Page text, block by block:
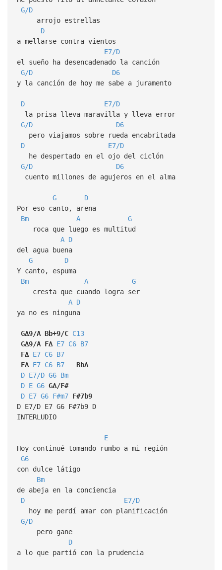
G/D
arrojo estrellas
D
a mellarse contra vientos
E7/D
el sueño ha desencadenado la canción
G/D
D6
y la canción de hoy me sabe a juramento
D
E7/D
la prisa lleva maravilla y lleva error
G/D
D6
pero viajamos sobre rueda encabritada
D
E7/D
he despertado en el ojo del ciclón
G/D
D6
cuento millones de agujeros en el alma
G
D
Por eso canto, arena
Bm
A
G
roca que luego es multitud
A D
del agua buena
G
D
Y canto, espuma
Bm
A
G
cresta que cuando logra ser
A D
ya no es ninguna
G∆9/A Bb+9/C C13
G∆9/A F∆ E7 C6 B7
F∆ E7 C6 B7
F∆ E7 C6 B7
Bb∆
D E7/D G6 Bm
D E G6 G∆/F#
D E7 G6 F#m7 F#7b9
D E7/D E7 G6 F#7b9 D
INTERLUDIO
E
Hoy continué tomando rumbo a mi región
G6
con dulce látigo
Bm
de abeja en la conciencia
D
E7/D
hoy me perdí amar con planificación
G/D
pero gane
D
a lo que partió con la prudencia